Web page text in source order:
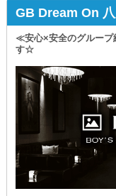
GB Dream On 八
≪安心×安全のグループ
す☆